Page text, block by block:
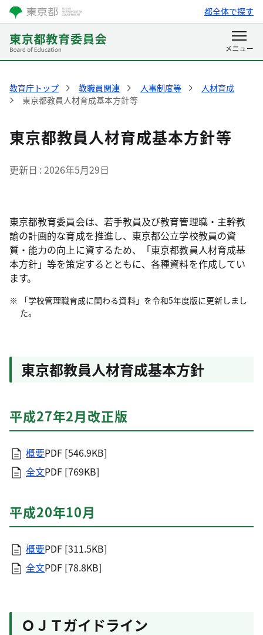
都全体で探す
教育庁トップ 教職員関連 人事制度等
人材育成
東京都教員人材育成基本方針等
東京都教員人材育成基本方針等
更新日 2026年5月29日
東京都教育委員会は、若手教員及び教育管理職・主幹教
諭の計画的な育成を推進し、東京都公立学校教員の資
質・能力の向上に資するため、「東京都教員人材育成基
本方針」等を策定するとともに、各種資料を作成してい
ます。
「学校管理職育成に関わる資料」を令和5年度版に更新しまし
た。
東京都教員人材育成基本方針
平成27年2月改正版
概要PDF [546.9KB]
全文PDF [769KB]
平成20年10月
概要PDF [311.5KB]
全文PDF [78.8KB]
ＯＪＴガイドライン